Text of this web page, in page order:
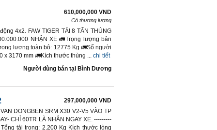
610,000,000 VND
Có thương lượng
4x2. FAW TIGER TẢI 8 TẤN THÙNG
NHẬN XE 🚛Trọng lượng bản
lượng toàn bộ: 12775 Kg 🚛Số người
x 3170 mm 🚛Kích thước thùng ... chi tiết
Người dùng bán tại Bình Dương
297,000,000 VND
DONGBEN SRM X30 V2-V5 VÀO TP
CHỈ 60TR LÀ NHẬN NGAY XE. ---------
tải trọng: 2.200 Kg Kích thước lòng